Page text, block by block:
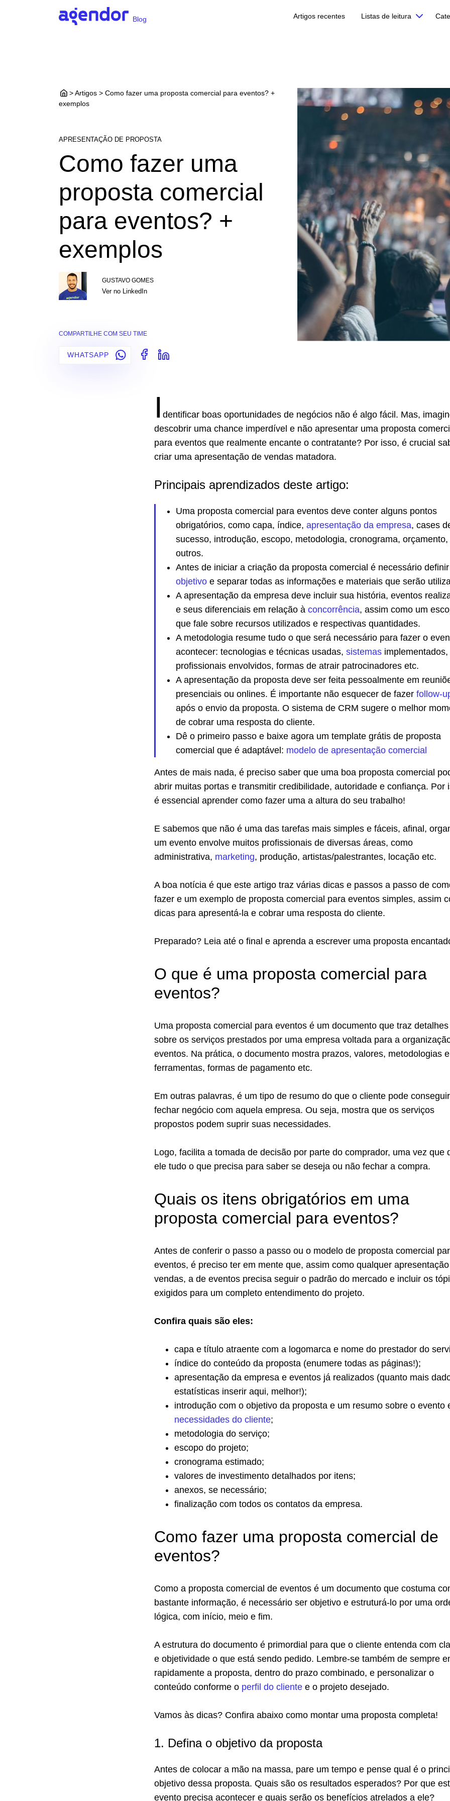
Blog Artigos recentes Listas de leitura
> Artigos > Como fazer uma proposta comercial para eventos? +
exemplos
APRESENTAÇÃO DE PROPOSTA
Como fazer uma
proposta comercial
para eventos? +
exemplos
GUSTAVO GOMES
Ver no LinkedIn
COMPARTILHE COM SEU TIME
WHATSAPP
I dentificar boas oportunidades de negócios não é algo fácil. Mas,
descobrir uma chance imperdível e não apresentar uma proposta
para eventos que realmente encante o contratante? Por isso, é crucial
criar uma apresentação de vendas matadora.
Principais aprendizados deste artigo:
Uma proposta comercial para eventos deve conter alguns pontos
obrigatórios, como capa, índice, apresentação da empresa, cases
sucesso, introdução, escopo, metodologia, cronograma,
outros.
Antes de iniciar a criação da proposta comercial é necessário
objetivo e separar todas as informações e materiais que serão
A apresentação da empresa deve incluir sua história, eventos
e seus diferenciais em relação à concorrência, assim como um
que fale sobre recursos utilizados e respectivas quantidades.
A metodologia resume tudo o que será necessário para fazer o
acontecer: tecnologias e técnicas usadas, sistemas implementados,
profissionais envolvidos, formas de atrair patrocinadores etc.
A apresentação da proposta deve ser feita pessoalmente em
presenciais ou onlines. É importante não esquecer de fazer follow-
após o envio da proposta. O sistema de CRM sugere o melhor
de cobrar uma resposta do cliente.
Dê o primeiro passo e baixe agora um template grátis de proposta
comercial que é adaptável: modelo de apresentação comercial
Antes de mais nada, é preciso saber que uma boa proposta comercial
abrir muitas portas e transmitir credibilidade, autoridade e confiança. Por
é essencial aprender como fazer uma a altura do seu trabalho!
E sabemos que não é uma das tarefas mais simples e fáceis, afinal,
um evento envolve muitos profissionais de diversas áreas, como
administrativa, marketing, produção, artistas/palestrantes, locação etc.
A boa notícia é que este artigo traz várias dicas e passos a passo de
fazer e um exemplo de proposta comercial para eventos simples, assim
dicas para apresentá-la e cobrar uma resposta do cliente.
Preparado? Leia até o final e aprenda a escrever uma proposta
O que é uma proposta comercial para
eventos?
Uma proposta comercial para eventos é um documento que traz detalhes
sobre os serviços prestados por uma empresa voltada para a
eventos. Na prática, o documento mostra prazos, valores, metodologias e
ferramentas, formas de pagamento etc.
Em outras palavras, é um tipo de resumo do que o cliente pode
fechar negócio com aquela empresa. Ou seja, mostra que os serviços
propostos podem suprir suas necessidades.
Logo, facilita a tomada de decisão por parte do comprador, uma vez que
ele tudo o que precisa para saber se deseja ou não fechar a compra.
Quais os itens obrigatórios em uma
proposta comercial para eventos?
Antes de conferir o passo a passo ou o modelo de proposta comercial
eventos, é preciso ter em mente que, assim como qualquer
vendas, a de eventos precisa seguir o padrão do mercado e incluir os
exigidos para um completo entendimento do projeto.
Confira quais são eles:
capa e título atraente com a logomarca e nome do prestador do
índice do conteúdo da proposta (enumere todas as páginas!);
apresentação da empresa e eventos já realizados (quanto mais
estatísticas inserir aqui, melhor!);
introdução com o objetivo da proposta e um resumo sobre o evento
necessidades do cliente;
metodologia do serviço;
escopo do projeto;
cronograma estimado;
valores de investimento detalhados por itens;
anexos, se necessário;
finalização com todos os contatos da empresa.
Como fazer uma proposta comercial de
eventos?
Como a proposta comercial de eventos é um documento que costuma
bastante informação, é necessário ser objetivo e estruturá-lo por uma
lógica, com início, meio e fim.
A estrutura do documento é primordial para que o cliente entenda com
e objetividade o que está sendo pedido. Lembre-se também de sempre
rapidamente a proposta, dentro do prazo combinado, e personalizar o
conteúdo conforme o perfil do cliente e o projeto desejado.
Vamos às dicas? Confira abaixo como montar uma proposta completa!
1. Defina o objetivo da proposta
Antes de colocar a mão na massa, pare um tempo e pense qual é o
objetivo dessa proposta. Quais são os resultados esperados? Por que
evento precisa acontecer e quais serão os benefícios atrelados a ele?